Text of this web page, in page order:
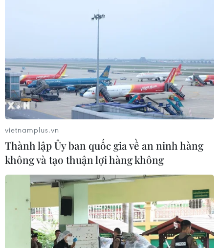
vietnamplus.vn
Thành lập Ủy ban quốc gia về an ninh hàng
không và tạo thuận lợi hàng không